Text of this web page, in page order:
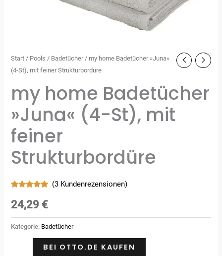
Start / Pools / Badetücher/ my home Badetücher »Juna«
(4-St), mit feiner Strukturbordüre
my home Badetücher
»Juna« (4-St), mit
feiner
Strukturbordüre
mit 5.00
von 5,
basierend
auf
Kundenbewertungen
(3 Kundenrezensionen)
24,29 €
Kategorie: Badetücher
BEI OTTO.DE KAUFEN